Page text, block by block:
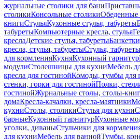
журнальные столики для бани
столикиКонсольные столикиОбеденные
книгиСтульяКухонные стулья, табуреты
табуретыКомпьютерные кресла, стулья
креслаДетские стулья, табуреты
кресла, стулья, табуретыСтулья,
для кормленияКухняКухонный гарнитур
модулиСтолешницы для кухниМебель
кресла для гостинойКомоды, тумбы для
стенки, горки для гостинойПолки,
гостинойЖурнальные столы, столы-
домаКресла-качалки, кресла-маятники
кухниСтолы, столикиСтулья для кухни
барныеКухонный гарнитурКухонные
уголки, диваныСтульчики для
для кухниМебель для ваннойТумбы,